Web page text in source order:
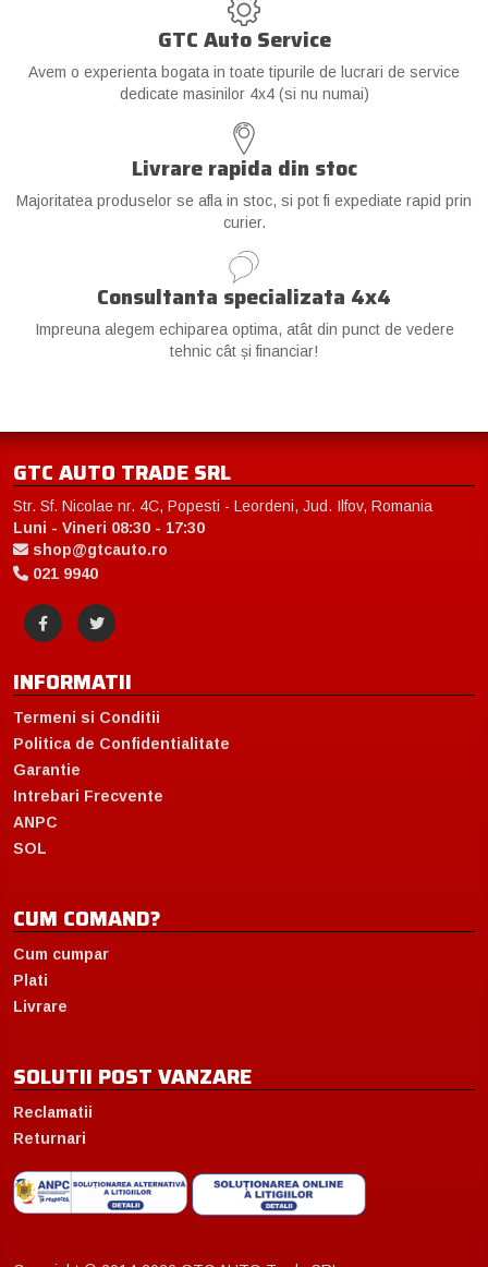
GTC Auto Service
Avem o experienta bogata in toate tipurile de lucrari de service
dedicate masinilor 4x4 (si nu numai)
Livrare rapida din stoc
Majoritatea produselor se afla in stoc, si pot fi expediate rapid prin
curier.
Consultanta specializata 4x4
Impreuna alegem echiparea optima, atât din punct de vedere
tehnic cât și financiar!
GTC AUTO TRADE SRL
Str. Sf. Nicolae nr. 4C, Popesti - Leordeni, Jud. Ilfov, Romania
Luni - Vineri 08:30 - 17:30
shop@gtcauto.ro
021 9940
INFORMATII
Termeni si Conditii
Politica de Confidentialitate
Garantie
Intrebari Frecvente
ANPC
SOL
CUM COMAND?
Cum cumpar
Plati
Livrare
SOLUTII POST VANZARE
Reclamatii
Returnari